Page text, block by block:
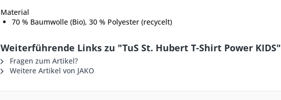
Material
70 % Baumwolle (Bio), 30 % Polyester (recycelt)
Weiterführende Links zu "TuS St. Hubert T-Shirt Power KIDS"
Fragen zum Artikel?
Weitere Artikel von JAKO